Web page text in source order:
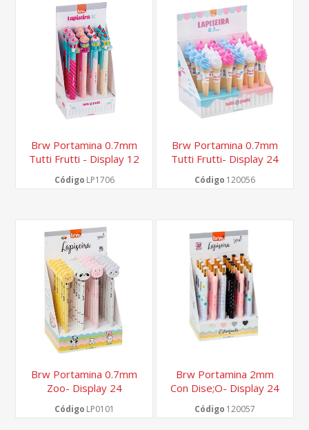
Brw Portamina 0.7mm
Tutti Frutti - Display 12
Unidades-
Código LP1706
Brw Portamina 0.7mm
Tutti Frutti- Display 24
Unidades
Código 120056
Brw Portamina 0.7mm
Zoo- Display 24
Unidades
Código LP0101
Brw Portamina 2mm
Con Dise;o- Display 24
Unidades
Código 120057